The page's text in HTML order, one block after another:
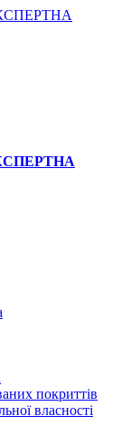
покриттів
власності